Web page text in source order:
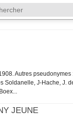
Autres pseudonymes
Soldanelle, J-Hache, J.
JEUNE